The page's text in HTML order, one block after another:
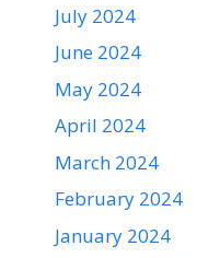
July 2024
June 2024
May 2024
April 2024
March 2024
February 2024
January 2024